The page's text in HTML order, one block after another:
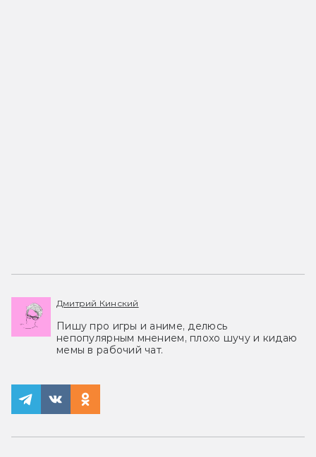
Дмитрий Кинский
Пишу про игры и аниме, делюсь
непопулярным мнением, плохо шучу и кидаю
мемы в рабочий чат.